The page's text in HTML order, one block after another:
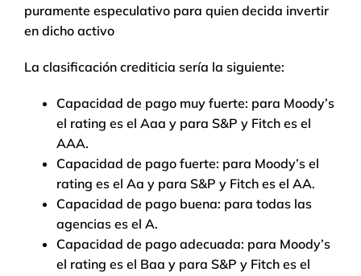
puramente especulativo para quien decida invertir
en dicho activo
La clasificación crediticia sería la siguiente:
Capacidad de pago muy fuerte: para Moody’s
el rating es el Aaa y para S&P y Fitch es el
AAA.
Capacidad de pago fuerte: para Moody’s el
rating es el Aa y para S&P y Fitch es el AA.
Capacidad de pago buena: para todas las
agencias es el A.
Capacidad de pago adecuada: para Moody’s
el rating es el Baa y para S&P y Fitch es el